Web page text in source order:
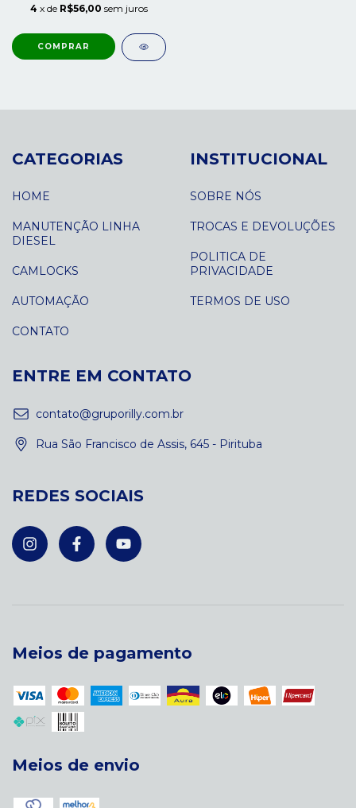
4 x de R$56,00 sem juros
CATEGORIAS
HOME
MANUTENÇÃO LINHA
DIESEL
CAMLOCKS
AUTOMAÇÃO
CONTATO
INSTITUCIONAL
SOBRE NÓS
TROCAS E DEVOLUÇÕES
POLITICA DE
PRIVACIDADE
TERMOS DE USO
ENTRE EM CONTATO
contato@gruporilly.com.br
Rua São Francisco de Assis, 645 - Pirituba
REDES SOCIAIS
Meios de pagamento
Meios de envio